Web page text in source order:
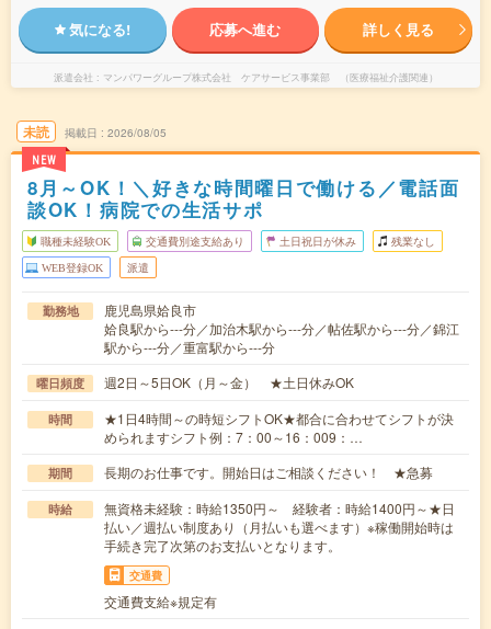
気になる! 応募へ進む 詳しく見る
派遣会社 マンパワーグループ株式会社 ケアサービス事業部 （医療福祉介護関連）
未読
NEW
掲載日 2026/08/05
8月～OK！＼好きな時間曜日で働ける／電話面
談OK！病院での生活サポ
職種未経験OK 交通費別途支給あり 土日祝日が休み 残業なし
WEB登録OK 派遣
勤務地
鹿児島県姶良市
姶良駅から---分／加治木駅から---分／帖佐駅から---分／錦江
駅から---分／重富駅から---分
曜日頻度 週2日～5日OK（月～金） ★土日休みOK
時間
★1日4時間～の時短シフトOK★都合に合わせてシフトが決
められますシフト例：7：00～16：009：…
期間 長期のお仕事です。開始日はご相談ください！ ★急募
時給
無資格未経験：時給1350円～ 経験者：時給1400円～★日
払い／週払い制度あり（月払いも選べます）※稼働開始時は
手続き完了次第のお支払いとなります。
交通費
交通費支給※規定有